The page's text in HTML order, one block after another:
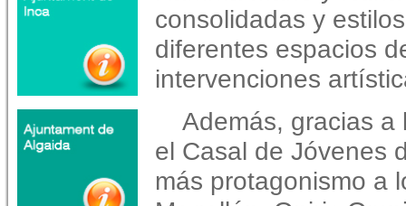
consolidadas y
diferentes espacios
intervenciones
Además, gracias a
el Casal de Jóvenes
más protagonismo a